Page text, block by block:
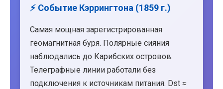
⚡ Событие Кэррингтона (1859 г.)
Самая мощная зарегистрированная
геомагнитная буря. Полярные сияния
наблюдались до Карибских островов.
Телеграфные линии работали без
подключения к источникам питания. Dst ≈